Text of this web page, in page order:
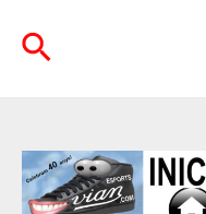
contenido
Buscar